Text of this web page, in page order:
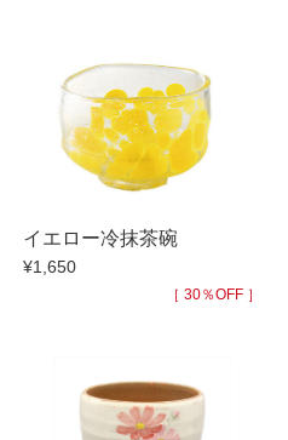
イエロー冷抹茶碗
¥1,650
［ 30％OFF ］